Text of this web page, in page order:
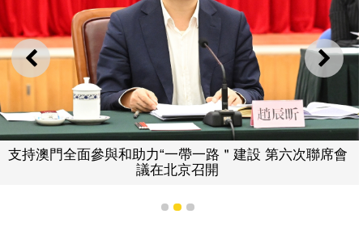
上一則 下一
支持澳門全面參與和助力“一帶一路＂建設 第六次聯席會
議在北京召開
1 2 3